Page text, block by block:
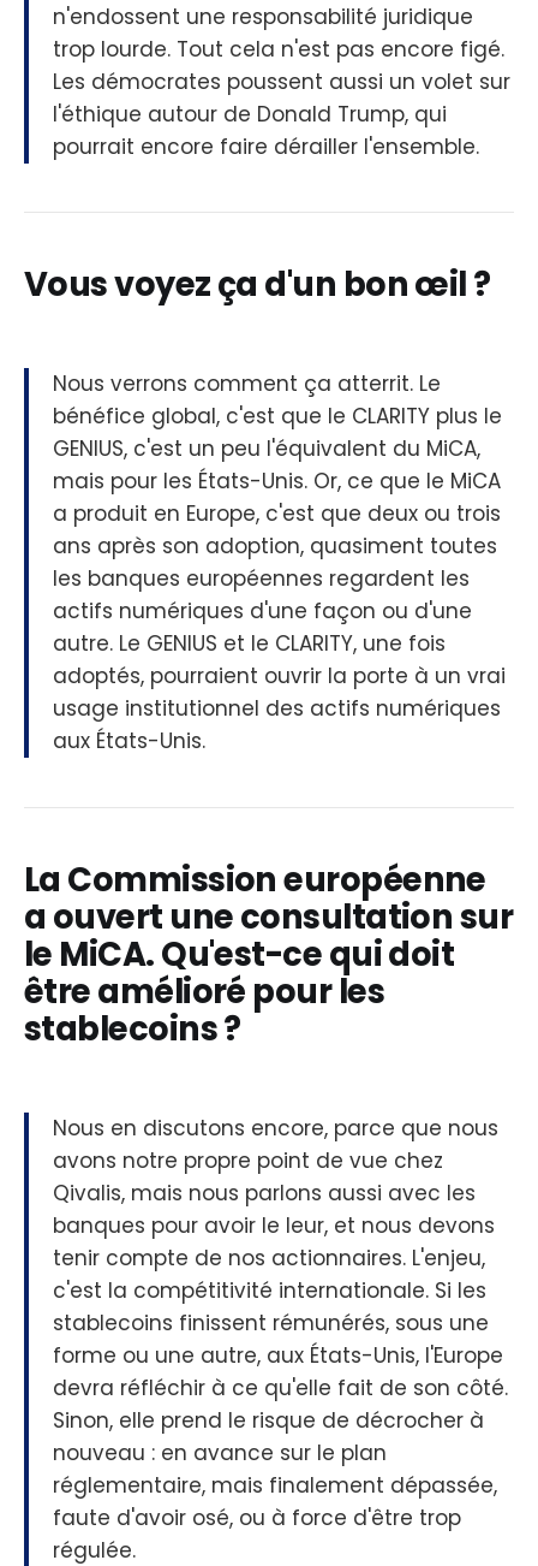
n'endossent une responsabilité juridique
trop lourde. Tout cela n'est pas encore figé.
Les démocrates poussent aussi un volet sur
l'éthique autour de Donald Trump, qui
pourrait encore faire dérailler l'ensemble.
Vous voyez ça d'un bon œil ?
Nous verrons comment ça atterrit. Le
bénéfice global, c'est que le CLARITY plus le
GENIUS, c'est un peu l'équivalent du MiCA,
mais pour les États-Unis. Or, ce que le MiCA
a produit en Europe, c'est que deux ou trois
ans après son adoption, quasiment toutes
les banques européennes regardent les
actifs numériques d'une façon ou d'une
autre. Le GENIUS et le CLARITY, une fois
adoptés, pourraient ouvrir la porte à un vrai
usage institutionnel des actifs numériques
aux États-Unis.
La Commission européenne
a ouvert une consultation sur
le MiCA. Qu'est-ce qui doit
être amélioré pour les
stablecoins ?
Nous en discutons encore, parce que nous
avons notre propre point de vue chez
Qivalis, mais nous parlons aussi avec les
banques pour avoir le leur, et nous devons
tenir compte de nos actionnaires. L'enjeu,
c'est la compétitivité internationale. Si les
stablecoins finissent rémunérés, sous une
forme ou une autre, aux États-Unis, l'Europe
devra réfléchir à ce qu'elle fait de son côté.
Sinon, elle prend le risque de décrocher à
nouveau : en avance sur le plan
réglementaire, mais finalement dépassée,
faute d'avoir osé, ou à force d'être trop
régulée.